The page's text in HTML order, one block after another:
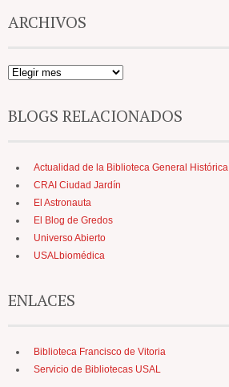
ARCHIVOS
BLOGS RELACIONADOS
Actualidad de la Biblioteca General Histórica
CRAI Ciudad Jardín
El Astronauta
El Blog de Gredos
Universo Abierto
USALbiomédica
ENLACES
Biblioteca Francisco de Vitoria
Servicio de Bibliotecas USAL